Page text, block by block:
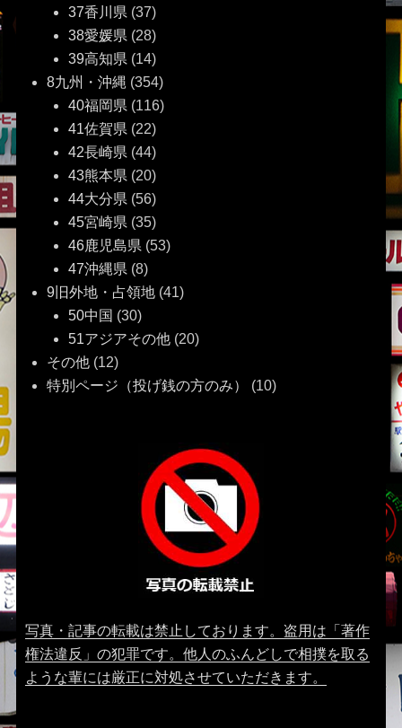
37香川県 (37)
38愛媛県 (28)
39高知県 (14)
8九州・沖縄 (354)
40福岡県 (116)
41佐賀県 (22)
42長崎県 (44)
43熊本県 (20)
44大分県 (56)
45宮崎県 (35)
46鹿児島県 (53)
47沖縄県 (8)
9旧外地・占領地(41)
50中国 (30)
51アジアその他(20)
その他(12)
特別ページ（投げ銭の方のみ）
(10)
写真・記事の転載は禁止しております。盗用は「著作
権法違反」の犯罪です。他人のふんどしで相撲を取る
ような輩には厳正に対処させていただきます。